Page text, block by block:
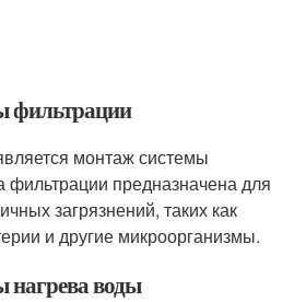
фильтрации
монтаж системы
предназначена для
загрязнений, таких как
и другие микроорганизмы.
нагрева воды